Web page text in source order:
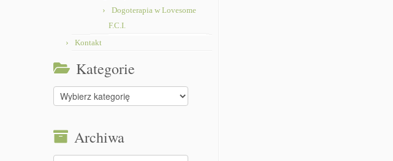
Dogoterapia w Lovesome
F.C.I.
Kontakt
Kategorie
Kategorie
Archiwa